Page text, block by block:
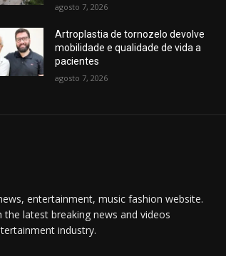
agosto 7, 2026
Artroplastia de tornozelo devolve
mobilidade e qualidade de vida a
pacientes
agosto 7, 2026
entertainment, music fashion website.
the latest breaking news and videos
industry.